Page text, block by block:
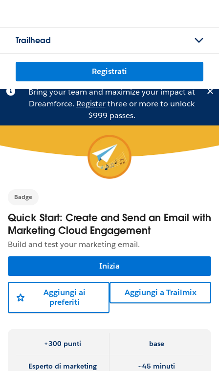
Trailhead
Registrati
Bring your team and maximize your impact at
Dreamforce. Registerthree or more to unlock
$999 passes.
Badge
Quick Start: Create and Send an Email with
Marketing Cloud Engagement
Build and test your marketing email.
Inizia
Aggiungi ai
preferiti
Aggiungi a Trailmix
+300 punti base
Esperto di marketing ~45 minuti